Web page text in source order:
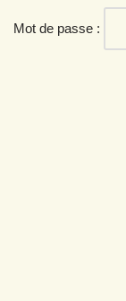
Mot de passe :